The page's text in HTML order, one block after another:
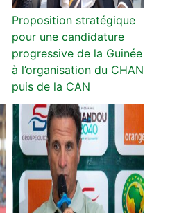
Proposition stratégique
pour une candidature
progressive de la Guinée
à l’organisation du CHAN
puis de la CAN